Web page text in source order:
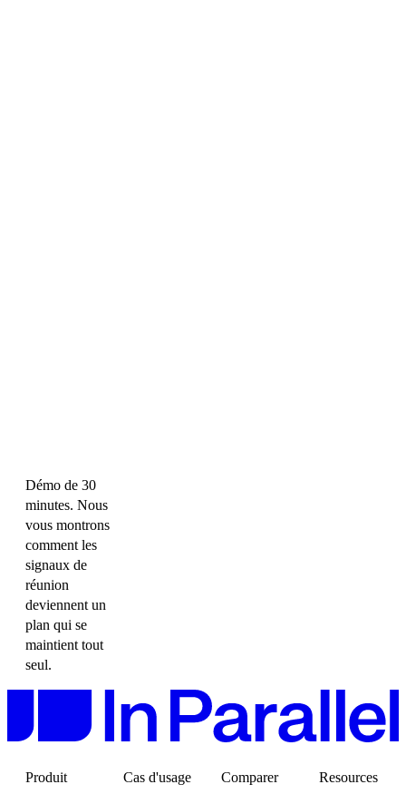
Démo de 30
minutes. Nous
vous montrons
comment les
signaux de
réunion
deviennent un
plan qui se
maintient tout
seul.
Produit Cas d'usage Comparer Resources